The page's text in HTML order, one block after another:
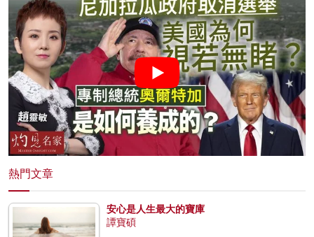
熱門文章
安心是人生最大的寶庫
譚寶碩